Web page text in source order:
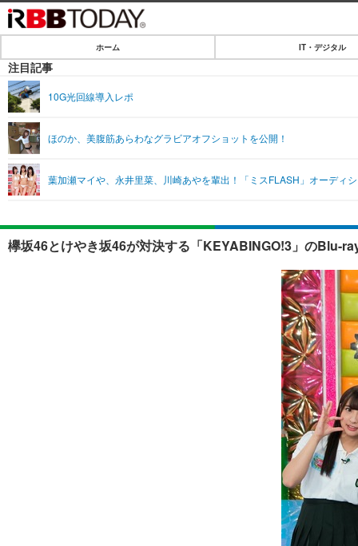
IT・デジタル
ショッピング
SPEED TEST
エンタメ
エンタメTOP
音楽
グラビア
ショッピング
ライフ
ライフTOP
ペット
その他
リリース一覧
ホーム IT・デジタル
注目記事
10G光回線導入レポ
ほのか、美腹筋あらわなグラビアオフショットを公開！
葉加瀬マイや、永井里菜、川崎あやを輩出！「ミスFLASH」オーディ
欅坂46とけやき坂46が対決する「KEYABINGO!3」のBlu-